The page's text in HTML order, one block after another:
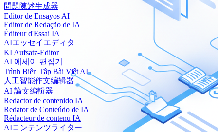
問題陳述生成器
Editor de Ensayos AI
Editor de Redação de IA
Éditeur d'Essai IA
AIエッセイエディタ
KI Aufsatz-Editor
AI 에세이 편집기
Trình Biên Tập Bài Viết AI
人工智能作文编辑器
AI 論文編輯器
Redactor de contenido IA
Redator de Conteúdo de IA
Rédacteur de contenu IA
AIコンテンツライター